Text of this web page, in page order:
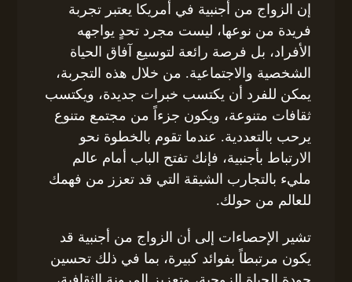
إن الزواج من أجنبية في أمريكا يعتبر تجربة
فريدة من نوعها، ليست مجرد تحدٍ يواجهه
الأفراد، بل فرصة رائعة لتوسيع آفاق الحياة
الشخصية والاجتماعية. من خلال هذه التجربة،
يمكن للفرد أن يكتسب خبرات جديدة، ويكتسب
ثقافات متنوعة، ويكون جزءاً من مجتمع متنوع
يرحب بالتعددية. عندما تقوم بالخطوة نحو
الارتباط بأجنبية، فإنك تفتح الباب أمام عالم
مليء بالتجارب الشيقة التي قد تعزز من فهمك
للعالم من حولك.
تشير الإحصاءات إلى أن الزواج من أجنبية قد
يكون مرتبطاً بفوائد كبيرة، بما في ذلك تحسين